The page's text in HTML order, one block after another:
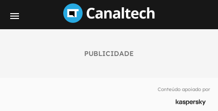
PUBLICIDADE
Conteúdo apoiado por
notícias e reviews sobre tecnologia em primeira